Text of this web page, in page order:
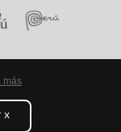
2026
más
x